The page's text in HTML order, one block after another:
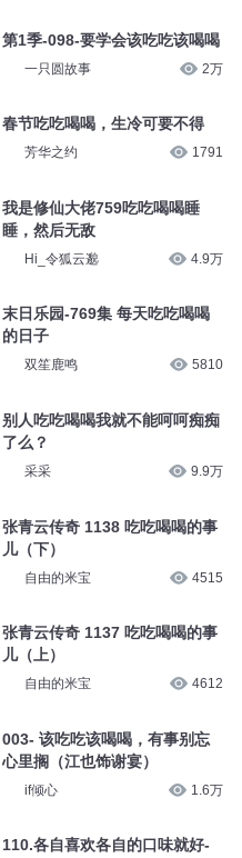
第1季-098-要学会该吃吃该喝喝
一只圆故事 2万
春节吃吃喝喝，生冷可要不得
芳华之约 1791
我是修仙大佬759吃吃喝喝睡
睡，然后无敌
Hi_令狐云邈 4.9万
末日乐园-769集 每天吃吃喝喝
的日子
双笙鹿鸣 5810
别人吃吃喝喝我就不能呵呵痴痴
了么？
采采 9.9万
张青云传奇 1138 吃吃喝喝的事
儿（下）
自由的米宝 4515
张青云传奇 1137 吃吃喝喝的事
儿（上）
自由的米宝 4612
003- 该吃吃该喝喝，有事别忘
心里搁（江也饰谢宴）
if倾心 1.6万
110.各自喜欢各自的口味就好-